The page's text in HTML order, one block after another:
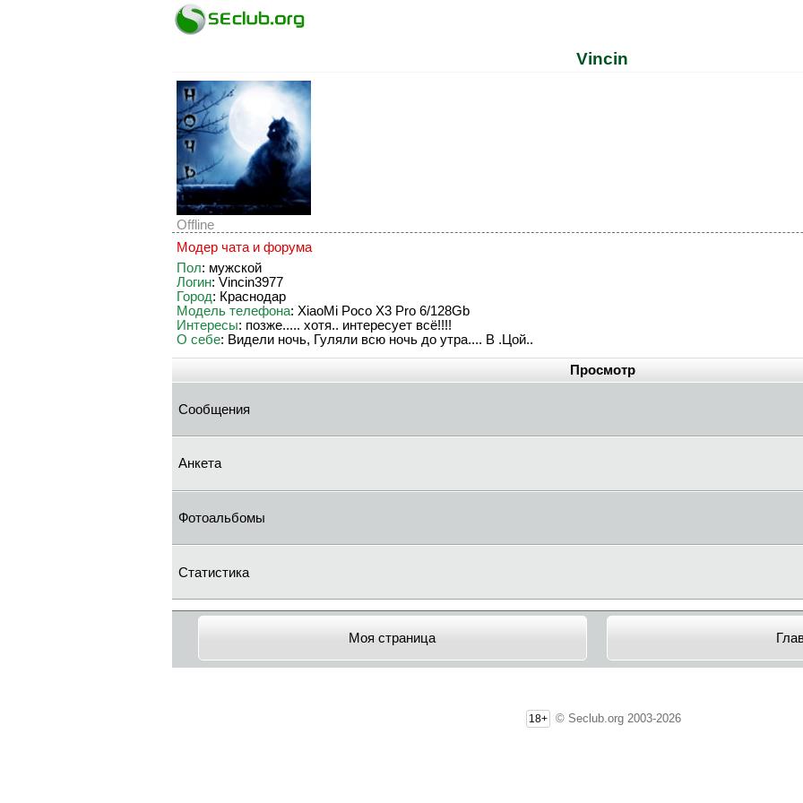
Vincin
Offline
Модер чата и форума
Пол: мужской
Логин: Vincin3977
Город: Краснодар
Модель телефона: XiaoMi Poco X3 Pro 6/128Gb
Интересы: позже..... хотя.. интересует всё!!!!
О себе: Видели ночь, Гуляли всю ночь до утра.... В .Цой..
Просмотр
Сообщения
Анкета
Фотоальбомы
Статистика
Моя страница
18+ © Seclub.org 2003-2026